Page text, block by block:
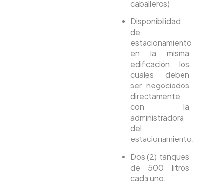
caballeros)
Disponibilidad
de
estacionamiento
en la misma
edificación, los
cuales deben
ser negociados
directamente
con la
administradora
del
estacionamiento.
Dos (2) tanques
de 500 litros
cada uno.